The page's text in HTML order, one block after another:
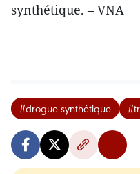
synthétique. – VNA
#drogue synthétique